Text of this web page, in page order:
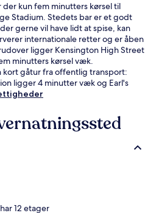
der kun fem minutters kørsel til
Stadium. Stedets bar er et godt
gerne vil have lidt at spise, kan
internationale retter og er åben
ligger Kensington High Street
minutters kørsel væk.
gåtur fra offentlig transport:
ligger 4 minutter væk og Earl's
12 etager